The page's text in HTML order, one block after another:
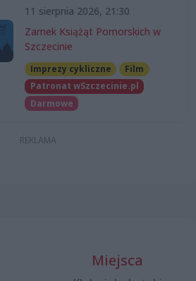
11 sierpnia 2026, 21:30
Zamek Książąt Pomorskich w
Szczecinie
Imprezy cykliczne
Film
Patronat wSzczecinie.pl
Darmowe
Miejsca